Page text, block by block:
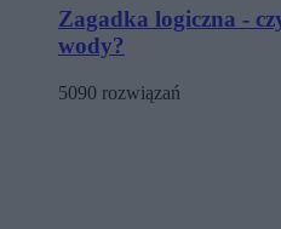
Zagadka logiczna -
wody?
5090 rozwiązań